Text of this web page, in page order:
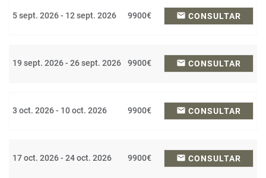
5 sept. 2026 - 12 sept. 2026 9900€ email CONSULTAR
19 sept. 2026 - 26 sept. 2026 9900€ email CONSULTAR
3 oct. 2026 - 10 oct. 2026 9900€ email CONSULTAR
17 oct. 2026 - 24 oct. 2026 9900€ email CONSULTAR